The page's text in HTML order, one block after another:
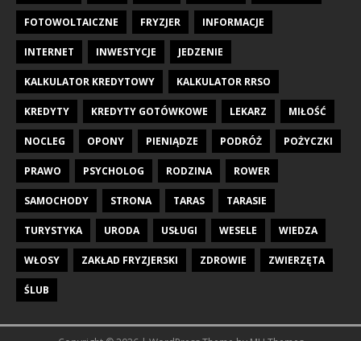
FOTOWOLTAICZNE FRYZJER INFORMACJE
INTERNET INWESTYCJE JEDZENIE
KALKULATOR KREDYTOWY KALKULATOR RRSO
KREDYTY KREDYTY GOTÓWKOWE LEKARZ MIŁOŚĆ
NOCLEG OPONY PIENIĄDZE PODRÓŻ POŻYCZKI
PRAWO PSYCHOLOG RODZINA ROWER
SAMOCHODY STRONA TARAS TARASIE
TURYSTYKA URODA USŁUGI WESELE WIEDZA
WŁOSY ZAKŁAD FRYZJERSKI ZDROWIE ZWIERZĘTA
ŚLUB